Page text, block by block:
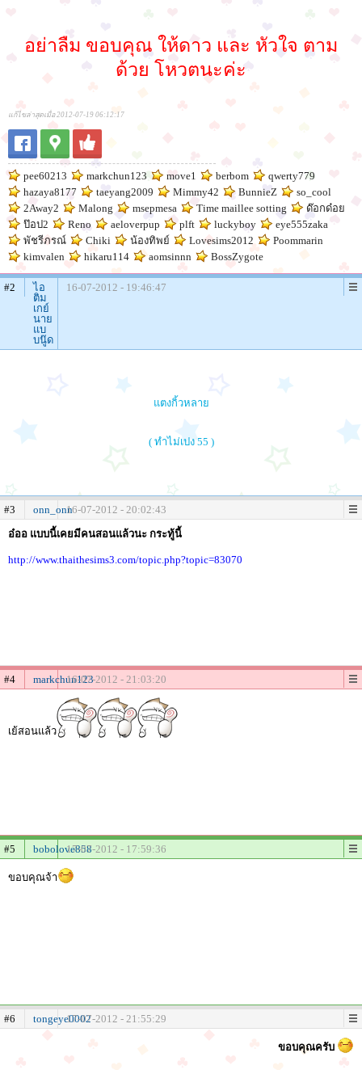
อย่าลืม ขอบคุณ ให้ดาว และ หัวใจ ตาม
ด้วย โหวตนะค่ะ
แก้ไขล่าสุดเมื่อ 2012-07-19 06:12:17
pee60213 markchun123 move1 berbom
qwerty779
hazaya8177
taeyang2009 Mimmy42 BunnieZ
so_cool
2Away2
Malong msepmesa Time maillee sotting
ด๊อกด๋อย
ป๊อป2
Reno aeloverpup plft luckyboy
eye555zaka
พัชรีภรณ์
Chiki น้องทิพย์ Lovesims2012
Poommarin
kimvalen
hikaru114 aomsinnn BossZygote
#2
ไอ
ติม
เกย์
นาย
แบ
บนู๊ด
16-07-2012 - 19:46:47
แตงกิ้วหลาย
( ทำไม่เปง 55 )
#3 onn_onn16-07-2012 - 20:02:43
อ๋ออ แบบนี้เคยมีคนสอนแล้วนะ กระทู้นี้
http://www.thaithesims3.com/topic.php?topic=83070
#4 markchun12316-07-2012 - 21:03:20
เย้สอนแล้ว
#5 bobolove85817-07-2012 - 17:59:36
ขอบคุณจ้า
#6 tongeye000217-07-2012 - 21:55:29
ขอบคุณครับ